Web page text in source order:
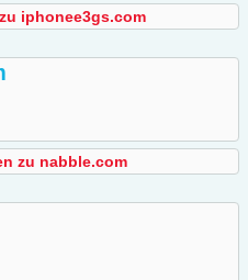
iphonee3gs.com
zu nabble.com